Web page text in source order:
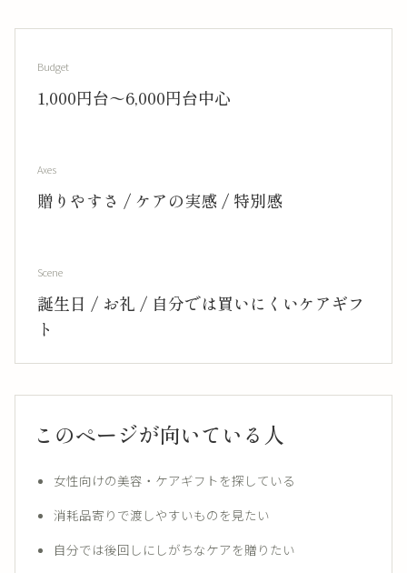
Budget
1,000円台〜6,000円台中心
Axes
贈りやすさ / ケアの実感 / 特別感
Scene
誕生日 / お礼 / 自分では買いにくいケアギフ
ト
このページが向いている人
女性向けの美容・ケアギフトを探している
消耗品寄りで渡しやすいものを見たい
自分では後回しにしがちなケアを贈りたい